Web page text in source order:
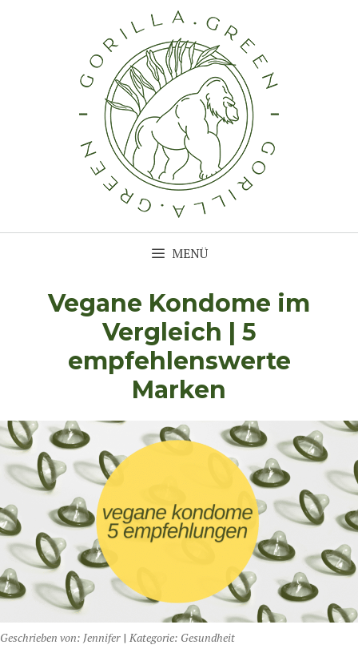
MENÜ
Vegane Kondome im
Vergleich | 5
empfehlenswerte
Marken
Geschrieben von: Jennifer | Kategorie: Gesundheit